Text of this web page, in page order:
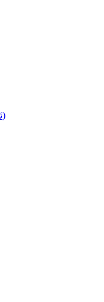
All-in-one Inverter (ئىختىيارىي)